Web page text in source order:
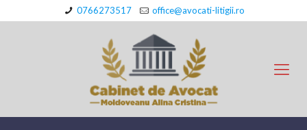
0766273517 office@avocati-litigii.ro